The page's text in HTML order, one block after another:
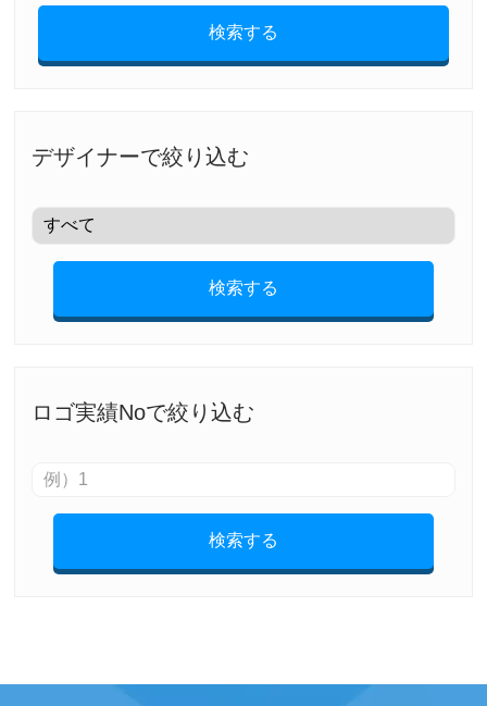
検索する
デザイナーで絞り込む
検索する
ロゴ実績Noで絞り込む
検索する